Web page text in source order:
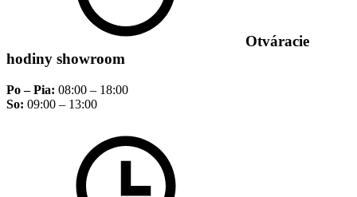
Otváracie
hodiny showroom
Po – Pia: 08:00 – 18:00
So: 09:00 – 13:00